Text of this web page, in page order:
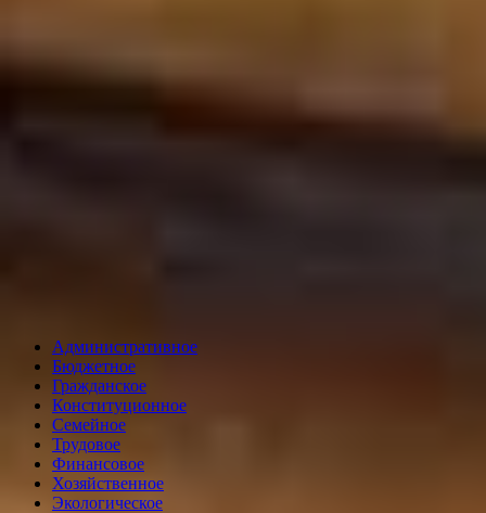
Административное
Бюджетное
Гражданское
Конституционное
Семейное
Трудовое
Финансовое
Хозяйственное
Экологическое